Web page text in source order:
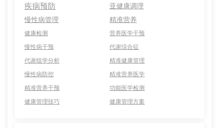
疾病预防
亚健康调理
慢性病管理
精准营养
健康检测
营养医学干预
慢性病干预
代谢综合征
代谢组学分析
精准健康管理
慢性病防控
精准营养医学
精准营养干预
功能医学检测
健康管理技巧
健康管理方案